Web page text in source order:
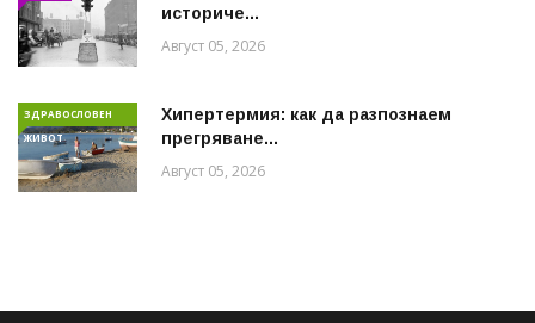
историче...
Август 05, 2026
ЗДРАВОСЛОВЕН
ЖИВОТ
Хипертермия: как да разпознаем
прегряване...
Август 05, 2026